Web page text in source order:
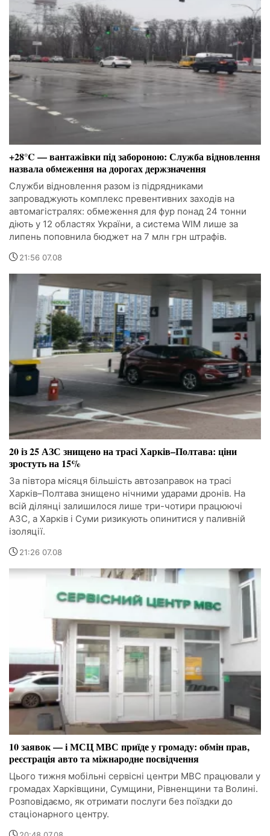
+28°C — вантажівки під забороною: Служба відновлення
назвала обмеження на дорогах держзначення
Служби відновлення разом із підрядниками
запроваджують комплекс превентивних заходів на
автомагістралях: обмеження для фур понад 24 тонни
діють у 12 областях України, а система WIM лише за
липень поповнила бюджет на 7 млн грн штрафів.
21:56 07.08
20 із 25 АЗС знищено на трасі Харків–Полтава: ціни
зростуть на 15%
За півтора місяця більшість автозаправок на трасі
Харків–Полтава знищено нічними ударами дронів. На
всій ділянці залишилося лише три-чотири працюючі
АЗС, а Харків і Суми ризикують опинитися у паливній
ізоляції.
21:26 07.08
10 заявок — і МСЦ МВС приїде у громаду: обмін прав,
реєстрація авто та міжнародне посвідчення
Цього тижня мобільні сервісні центри МВС працювали у
громадах Харківщини, Сумщини, Рівненщини та Волині.
Розповідаємо, як отримати послуги без поїздки до
стаціонарного центру.